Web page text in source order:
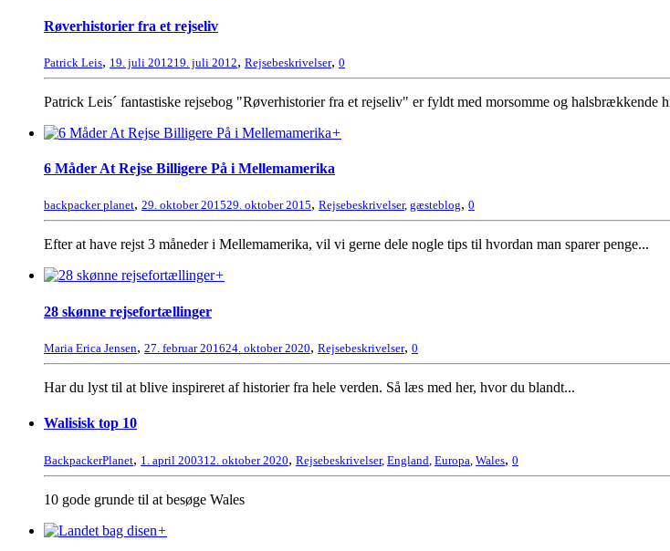
Røverhistorier fra et rejseliv
Patrick Leis, 19. juli 201219. juli 2012, Rejsebeskrivelser, 0
Patrick Leis´ fantastiske rejsebog "Røverhistorier fra et rejseliv" er fyldt med morsomme og halsbrækkende
+
6 Måder At Rejse Billigere På i Mellemamerika
backpacker planet, 29. oktober 201529. oktober 2015, Rejsebeskrivelser, gæsteblog, 0
Efter at have rejst 3 måneder i Mellemamerika, vil vi gerne dele nogle tips til hvordan man sparer penge...
+
28 skønne rejsefortællinger
Maria Erica Jensen, 27. februar 201624. oktober 2020, Rejsebeskrivelser, 0
Har du lyst til at blive inspireret af historier fra hele verden. Så læs med her, hvor du blandt...
Walisisk top 10
BackpackerPlanet, 1. april 200312. oktober 2020, Rejsebeskrivelser, England Europa Wales, 0
10 gode grunde til at besøge Wales
+